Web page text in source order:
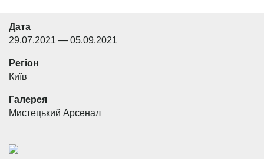
Дата
29.07.2021 — 05.09.2021
Регіон
Київ
Галерея
Мистецький Арсенал